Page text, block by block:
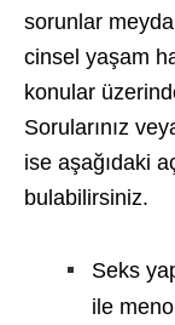
sorunlar
cinsel yaşam
konular
Sorularınız
ise aşağıdaki
bulabilirsiniz.
Seks
ile